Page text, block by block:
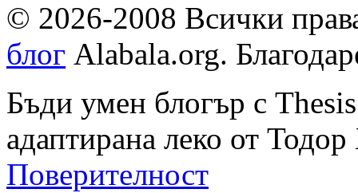
© 2026-2008 Всички
блог Alabala.org.
Бъди умен блогър с
адаптирана леко от
Поверителност